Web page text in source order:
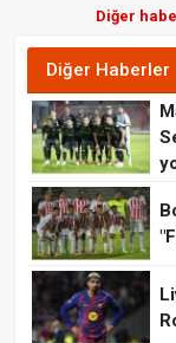
Diğer
Diğer Haberler